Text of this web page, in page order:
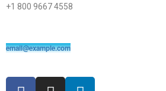
+1 800 9667 4558
email@example.com